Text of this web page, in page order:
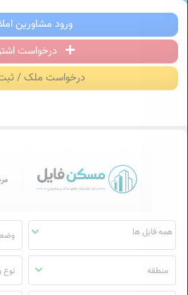
مسکن فایل | خرید،ورود مشاورین
درخواست
درخواست ملک /
مسکن
فایل
منطقه نوع